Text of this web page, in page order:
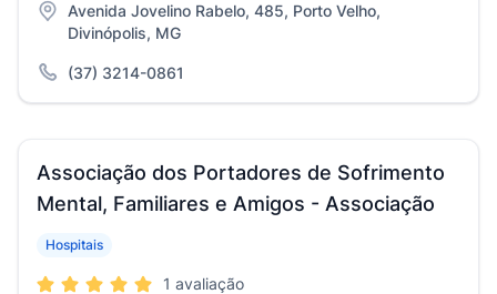
Avenida Jovelino Rabelo, 485, Porto Velho,
Divinópolis, MG
(37) 3214-0861
Associação dos Portadores de Sofrimento
Mental, Familiares e Amigos - Associação
Hospitais
1 avaliação